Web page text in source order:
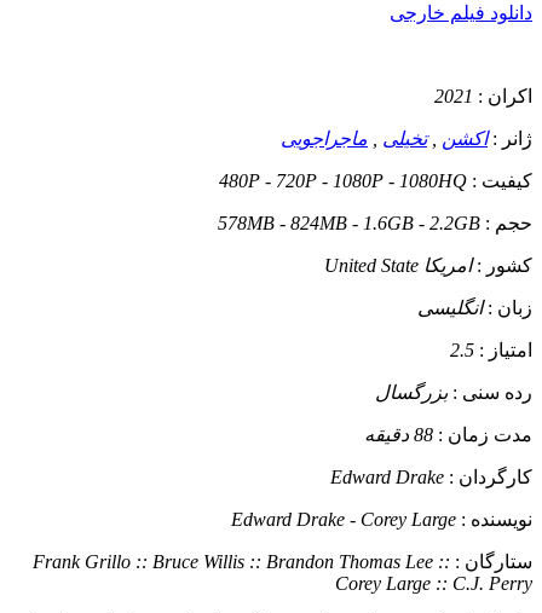
دانلود فیلم خارجی
اکران : 2021
ژانر :اکشن ,تخیلی ماجراجویی
کیفیت : 480P - 720P - 1080P - 1080HQ
حجم : 578MB - 824MB - 1.6GB - 2.2GB
کشور :امریکا United State
زبان :انگلیسی
امتیاز : 2.5
رده سنی :بزرگسال
مدت زمان : 88 دقیقه
کارگردان : Edward Drake
نویسنده : Edward Drake - Corey Large
ستارگان : Frank Grillo :: Bruce Willis :: Brandon Thomas Lee ::
Corey Large :: C.J. Perry